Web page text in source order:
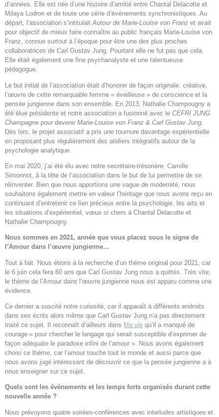
d’années. Elle est née d’une histoire d’amitié entre Chantal Delacotte et
Milaya Lodron et de toute une série d’événements synchronistiques. Au
départ, l’association s’intitulaitAutour de Marie-Louise von Franz et avait
pour objectif de mieux faire connaître au public français Marie-Louise von
Franz, connue surtout à l’époque pour être une des plus proches
collaboratrices de Carl Gustav Jung. Pourtant elle ne fut pas que cela.
Elle était également une fine psychanalyste et une talentueuse
pédagogue.
Le but initial de l’association était d’honorer de façon originale, créative,
l’œuvre de cette remarquable femme « éveilleuse » de conscience et la
pensée jungienne dans son ensemble. En 2013, Nathalie Champougny a
été élue présidente et notre association a fusionné avec le CEFRI JUNG
Champagne pour devenir Marie-Louise von Franz & Carl Gustav Jung
Dès lors, le projet associatif a pris une tournure davantage expérientielle
en proposant plus régulièrement des ateliers intégratifs autour de la
psychologie analytique.
En mai 2020, j’ai été élu avec notre secrétaire-trésorière, Camille
Simonnot, à la tête de l’association dans le but de lui permettre de se
réinventer. Bien que nous apportions une vague de modernité, nous
souhaitons également mettre en valeur l’héritage que nous avons reçu en
continuant d’entretenir ce lien précieux entre la psychologie, les arts et
les situations d’expérientiel, vœux si chers à Chantal Delacotte et
Nathalie Champougny.
Nous sommes en 2021, année que vous placez sous le signe de
l’Amour dans l’œuvre jungienne…
Tout à fait. Nous étions à la recherche d’un thème original pour 2021, car
le 6 juin cela fera 60 ans que Carl Gustav Jung nous a quittés. Très vite,
le thème de l’Amour dans l’œuvre jungienne nous est apparu comme une
évidence.
Ce dernier a suscité notre curiosité, car il apparaît à différents endroits
dans ses écrits alors même que Carl Gustav Jung n’a pas directement
traité ce sujet. Il reconnaît d’ailleurs dans Ma vie qu’il a manqué de
courage « pour chercher le langage qui serait susceptible d’exprimer de
façon adéquate le paradoxe infini de l’amour ». Nous avons également
choisi ce thème, car l’amour touche tout le monde et aussi parce que
nous avons jugé intéressant de découvrir ce que la pensée jungienne a à
nous enseigner sur ce sujet.
Quels sont les événements et les temps forts organisés durant cette
nouvelle année ?
Nous prévoyons quatre soirées-conférences avec interludes artistiques et